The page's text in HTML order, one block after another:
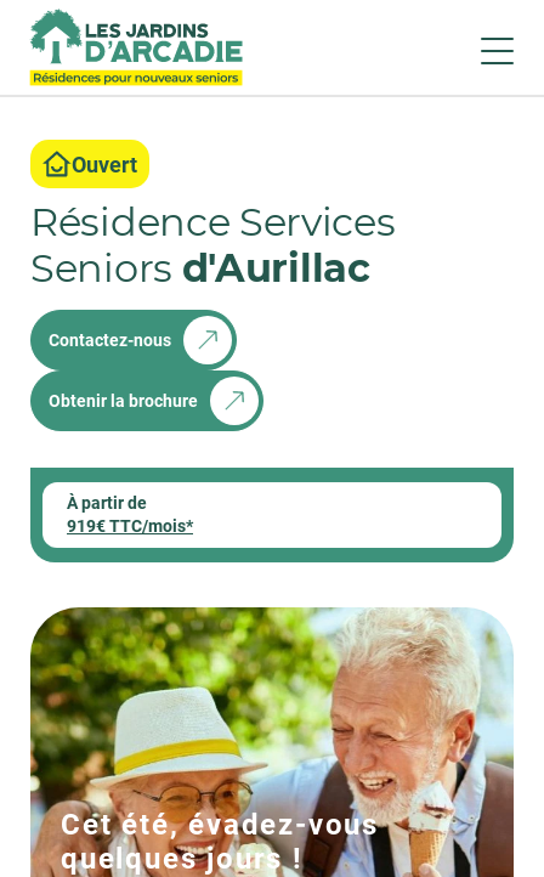
Ouvert
Résidence Services
Seniors d'Aurillac
Obtenir la brochure
Contactez-nous
À partir de
919€ TTC/mois*
Cet été, évadez-vous
quelques jours !